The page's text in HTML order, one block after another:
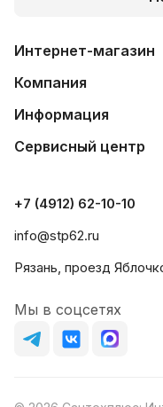
Интернет-магазин
Компания
Информация
Сервисный центр
+7 (4912) 62-10-10
info@stp62.ru
Рязань, проезд
Мы в соцсетях